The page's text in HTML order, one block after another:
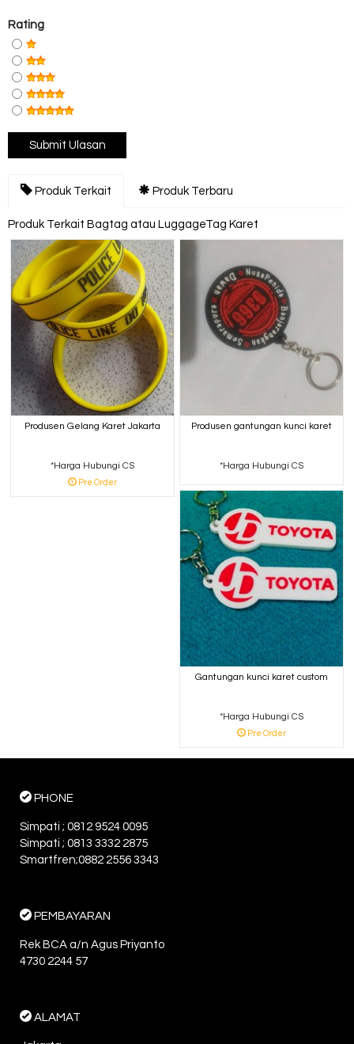
Rating
Produk Terkait Produk Terbaru
Produk Terkait Bagtag atau LuggageTag Karet
Produsen Gelang Karet Jakarta
*Harga Hubungi CS
Pre Order
Produsen gantungan kunci karet
*Harga Hubungi CS
Gantungan kunci karet custom
*Harga Hubungi CS
Pre Order
PHONE
Simpati ; 0812 9524 0095
Simpati ; 0813 3332 2875
Smartfren;0882 2556 3343
PEMBAYARAN
Rek BCA a/n Agus Priyanto
4730 2244 57
ALAMAT